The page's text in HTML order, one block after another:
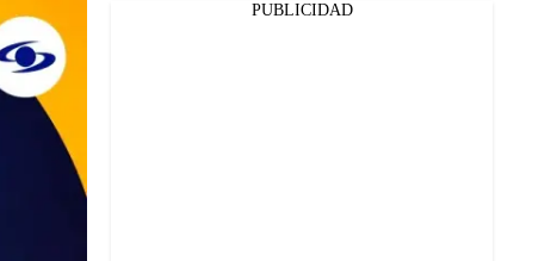
PUBLICIDAD